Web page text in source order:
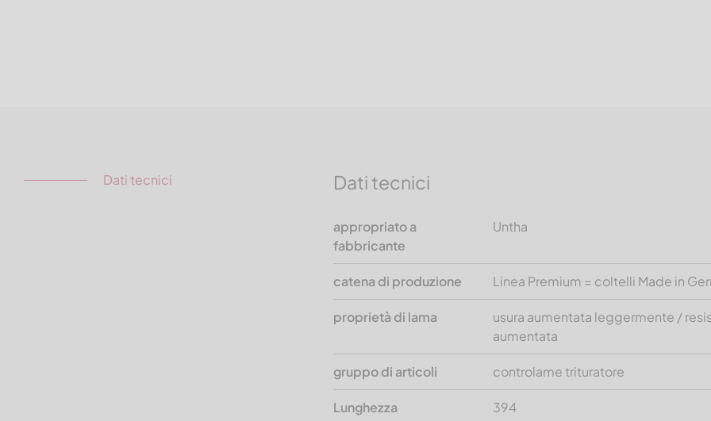
Dati tecnici Dati tecnici
appropriato a
fabbricante
Untha
catena di produzione Linea Premium = coltelli Made in
proprietà di lama
usura aumentata leggermente /
aumentata
gruppo di articoli controlame trituratore
Lunghezza 394